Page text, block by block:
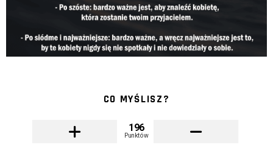
CO MYŚLISZ?
196
Punktów